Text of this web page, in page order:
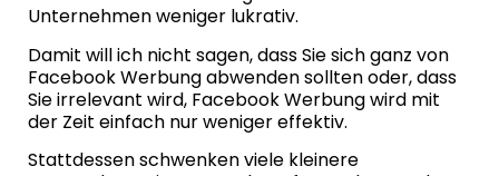
Unternehmen weniger lukrativ.
Damit will ich nicht sagen, dass Sie sich ganz von
Facebook Werbung abwenden sollten oder, dass
Sie irrelevant wird, Facebook Werbung wird mit
der Zeit einfach nur weniger effektiv.
Stattdessen schwenken viele kleinere